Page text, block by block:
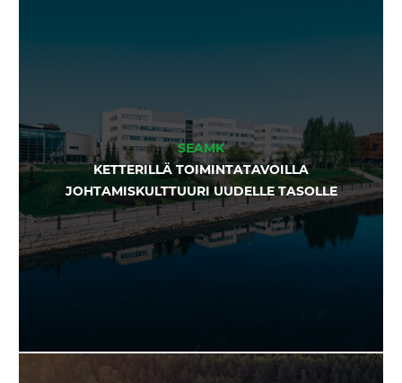
SEAMK
KETTERILLÄ TOIMINTATAVOILLA
JOHTAMISKULTTUURI UUDELLE TASOLLE